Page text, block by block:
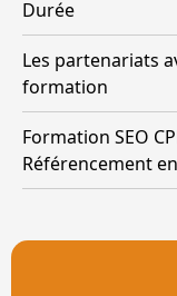
Durée
Les partenariats
formation
Formation SEO
Référencement